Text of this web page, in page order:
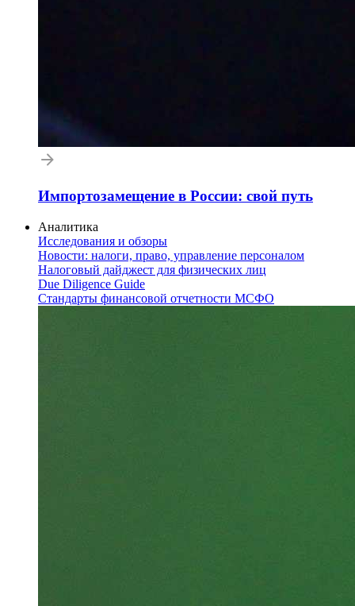
Импортозамещение в России: свой путь
Аналитика
Исследования и обзоры
Новости: налоги, право, управление персоналом
Налоговый дайджест для физических лиц
Due Diligence Guide
Стандарты финансовой отчетности МСФО